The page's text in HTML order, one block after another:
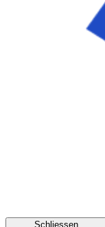
Schliessen